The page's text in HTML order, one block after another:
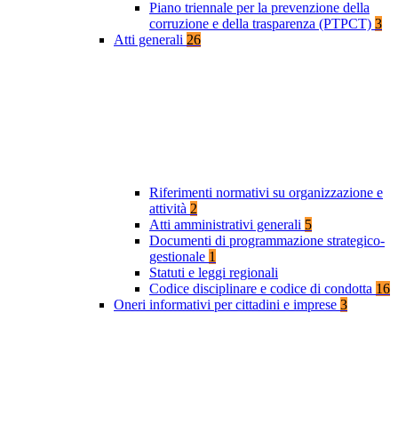
Piano triennale per la prevenzione della
corruzione e della trasparenza (PTPCT) 3
Atti generali 26
Riferimenti normativi su organizzazione e
attività 2
Atti amministrativi generali 5
Documenti di programmazione strategico-
gestionale 1
Statuti e leggi regionali
Codice disciplinare e codice di condotta 16
Oneri informativi per cittadini e imprese 3